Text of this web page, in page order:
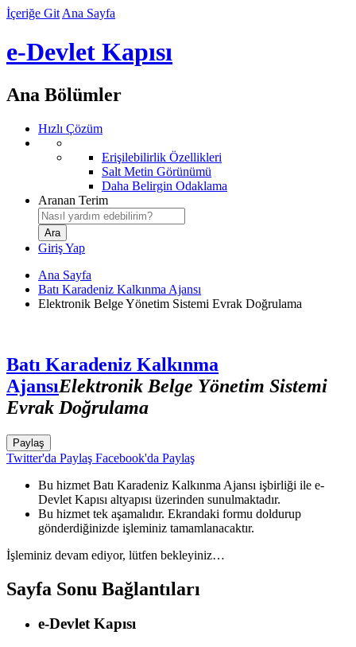
İçeriğe Git Ana Sayfa
e-Devlet Kapısı
Ana Bölümler
Hızlı Çözüm
Erişilebilirlik Özellikleri
Salt Metin Görünümü
Daha Belirgin Odaklama
Aranan Terim
Giriş Yap
Ana Sayfa
Batı Karadeniz Kalkınma Ajansı
Elektronik Belge Yönetim Sistemi Evrak Doğrulama
Batı Karadeniz Kalkınma
AjansıElektronik Belge Yönetim Sistemi
Evrak Doğrulama
Paylaş
Twitter'da Paylaş Facebook'da Paylaş
Bu hizmet Batı Karadeniz Kalkınma Ajansı işbirliği ile e-
Devlet Kapısı altyapısı üzerinden sunulmaktadır.
Bu hizmet tek aşamalıdır. Ekrandaki formu doldurup
gönderdiğinizde işleminiz tamamlanacaktır.
İşleminiz devam ediyor, lütfen bekleyiniz…
Sayfa Sonu Bağlantıları
e-Devlet Kapısı